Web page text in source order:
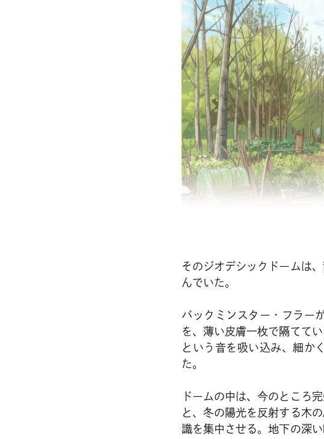
そのジオデシックドームは
んでいた。
バックミンスター・フラー
を、薄い皮膚一枚で隔てて
という音を吸い込み、細か
た。
ドームの中は、今のところ
と、冬の陽光を反射する木
識を集中させる。地下の深